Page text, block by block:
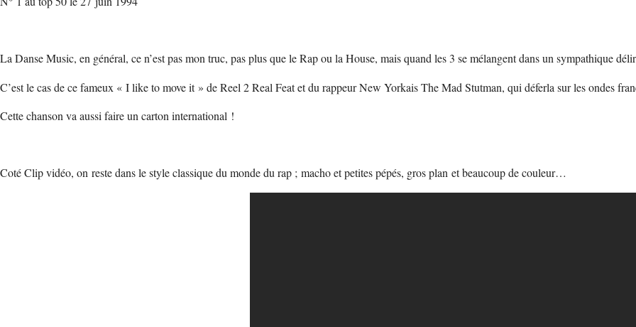
La Danse Music, en général, ce n’est pas mon truc, pas plus que le Rap ou la House, mais quand les 3 se mélangent dans un sympathique
C’est le cas de ce fameux « I like to move it » de Reel 2 Real Feat et du rappeur New Yorkais The Mad Stutman, qui déferla sur les ondes
Cette chanson va aussi faire un carton international !
Coté Clip vidéo, on reste dans le style classique du monde du rap ; macho et petites pépés, gros plan et beaucoup de couleur…